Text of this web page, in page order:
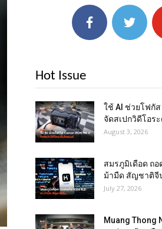
Hot Issue
ใช้ AI ช่วยโฟกัส
จัดสเปกวิดีโอร
August 3, 2026
สมรภูมิเดือด ถอ
ม้ามืด สัญชาติจี
July 27, 2026
Muang Thong